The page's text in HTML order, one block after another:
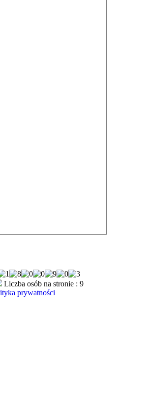
Liczba osób na stronie : 9
prywatności